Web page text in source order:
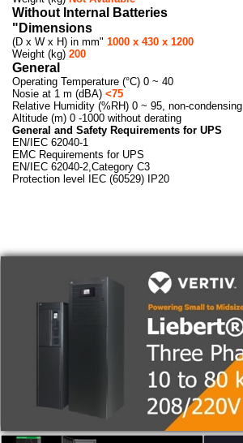
Without Internal Batteries
"Dimensions
(D x W x H) in mm" 1000 x 430 x 1200
Weight (kg) 200
General
Operating Temperature (°C) 0 ~ 40
Nosie at 1 m (dBA) <75
Relative Humidity (%RH) 0 ~ 95, non-condensing
Altitude (m) 0 -1000 without derating
General and Safety Requirements for UPS
EN/IEC 62040-1
EMC Requirements for UPS
EN/IEC 62040-2,Category C3
Protection level IEC (60529) IP20